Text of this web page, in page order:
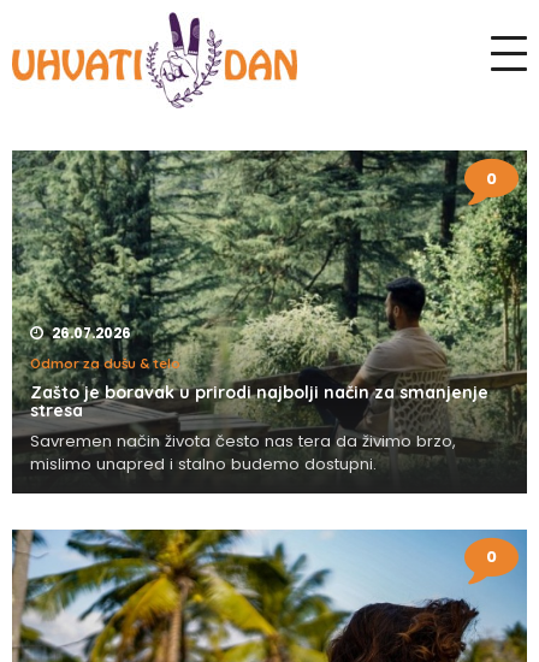
0
26.07.2026
Odmor za dušu & telo
Zašto je boravak u prirodi najbolji način za smanjenje
stresa
Savremen način života često nas tera da živimo brzo,
mislimo unapred i stalno budemo dostupni.
0